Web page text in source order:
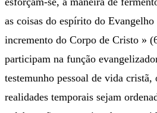
as coisas do espírito do
incremento do Corpo de Cristo »
participam na função
testemunho pessoal de vida cristã,
realidades temporais sejam